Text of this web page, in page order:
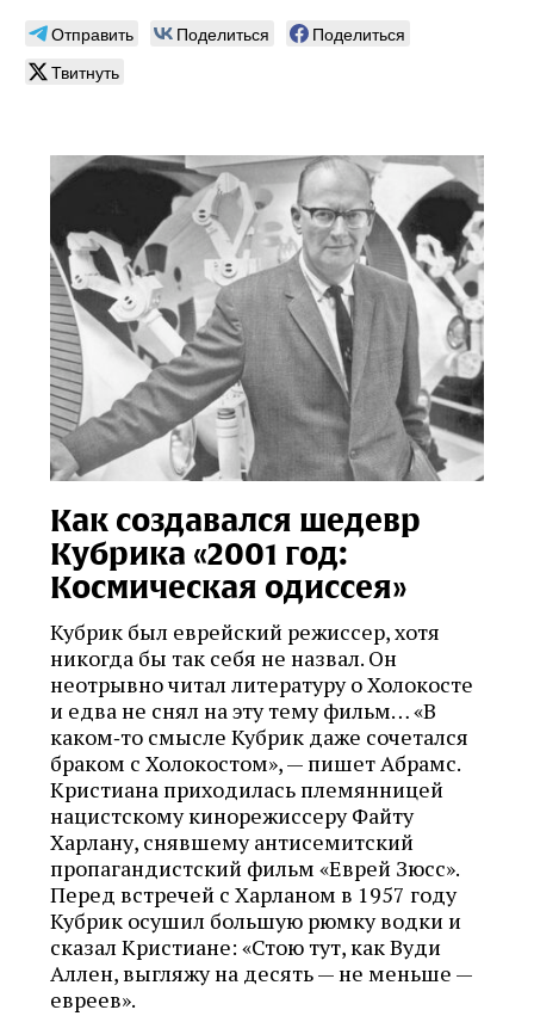
Отправить Поделиться
Поделиться
Твитнуть
Как создавался шедевр
Кубрика «2001 год:
Космическая одиссея»
Кубрик был еврейский режиссер, хотя
никогда бы так себя не назвал. Он
неотрывно читал литературу о Холокосте
и едва не снял на эту тему фильм… «В
каком‑то смысле Кубрик даже сочетался
браком с Холокостом», — пишет Абрамс.
Кристиана приходилась племянницей
нацистскому кинорежиссеру Файту
Харлану, снявшему антисемитский
пропагандистский фильм «Еврей Зюсс».
Перед встречей с Харланом в 1957 году
Кубрик осушил большую рюмку водки и
сказал Кристиане: «Стою тут, как Вуди
Аллен, выгляжу на десять — не меньше —
евреев».